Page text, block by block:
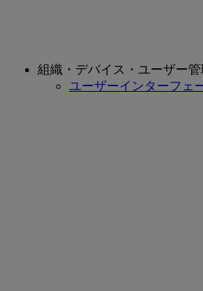
組織・デバイス・ユーザー管
ユーザーインターフェ